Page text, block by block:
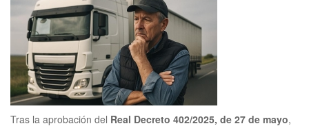
Tras la aprobación del Real Decreto 402/2025, de 27 de mayo,